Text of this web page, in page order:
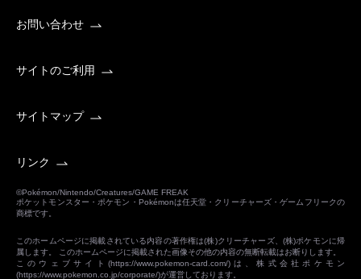
お問い合わせ
サイトのご利用
サイトマップ
リンク
©Pokémon/Nintendo/Creatures/GAME FREAK
ポケットモンスター・ポケモン・Pokémonは任天堂・クリーチャーズ・ゲームフリークの
商標です。
このホームページに掲載されている内容の著作権は(株)クリーチャーズ、(株)ポケモンに帰
属します。 このホームページに掲載された画像その他の内容の無断転載はお断りします。
このウェブサイト(https://www.pokemon-card.com/)は、株式会社ポケモン
(https://www.pokemon.co.jp/corporate/)が運営しております。